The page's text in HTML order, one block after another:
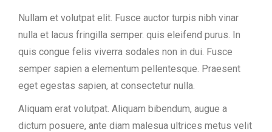
Nullam et volutpat elit. Fusce auctor turpis nibh vinar
nulla et lacus fringilla semper. quis eleifend purus. In
quis congue felis viverra sodales non in dui. Fusce
semper sapien a elementum pellentesque. Praesent
eget egestas sapien, at consectetur nulla.
Aliquam erat volutpat. Aliquam bibendum, augue a
dictum posuere, ante diam malesua ultrices metus velit